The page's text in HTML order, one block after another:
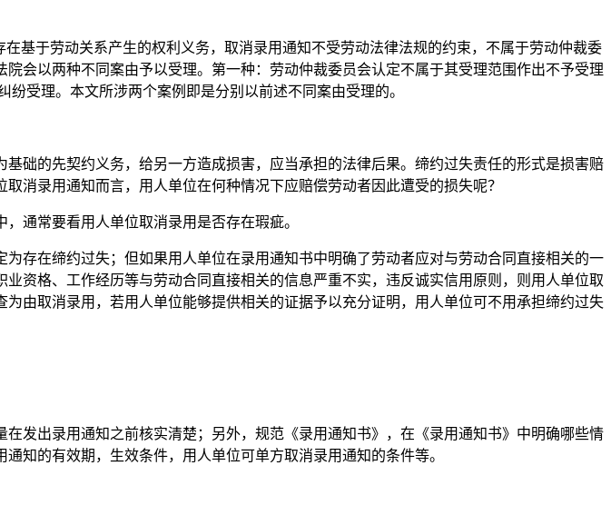
基于劳动关系产生的权利义务，取消录用通知不受劳动法律法规的约束，不属于劳动仲裁委
会以两种不同案由予以受理。第一种：劳动仲裁委员会认定不属于其受理范围作出不予受理
纷受理。本文所涉两个案例即是分别以前述不同案由受理的。
础的先契约义务，给另一方造成损害，应当承担的法律后果。缔约过失责任的形式是损害赔
消录用通知而言，用人单位在何种情况下应赔偿劳动者因此遭受的损失呢？
通常要看用人单位取消录用是否存在瑕疵。
存在缔约过失；但如果用人单位在录用通知书中明确了劳动者应对与劳动合同直接相关的一
资格、工作经历等与劳动合同直接相关的信息严重不实，违反诚实信用原则，则用人单位取
由取消录用，若用人单位能够提供相关的证据予以充分证明，用人单位可不用承担缔约过失
发出录用通知之前核实清楚；另外，规范《录用通知书》，在《录用通知书》中明确哪些情
知的有效期，生效条件，用人单位可单方取消录用通知的条件等。